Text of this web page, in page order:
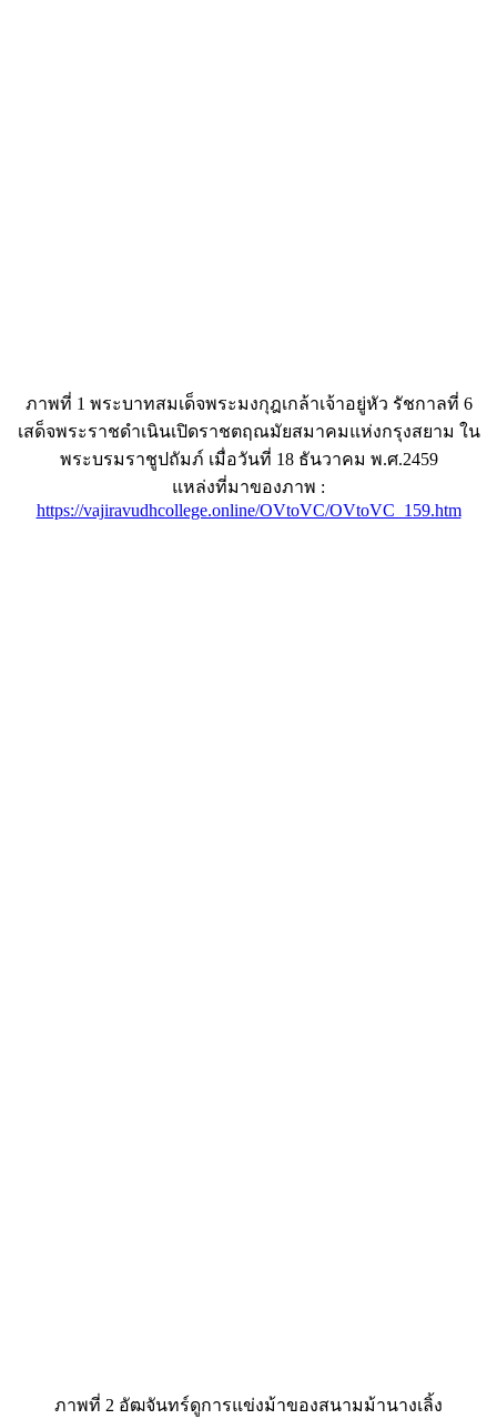
ภาพที่ 1 พระบาทสมเด็จพระมงกุฎเกล้าเจ้าอยู่หัว รัชกาลที่ 6
เสด็จพระราชดำเนินเปิดราชตฤณมัยสมาคมแห่งกรุงสยาม ใน
พระบรมราชูปถัมภ์ เมื่อวันที่ 18 ธันวาคม พ.ศ.2459
แหล่งที่มาของภาพ :
https://vajiravudhcollege.online/OVtoVC/OVtoVC_159.htm
ภาพที่ 2 อัฒจันทร์ดูการแข่งม้าของสนามม้านางเลิ้ง